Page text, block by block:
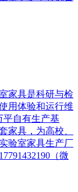
家具是科研与检
用体验和运行维
平自有生产基
家具，为高校、
验室家具生产厂
（微